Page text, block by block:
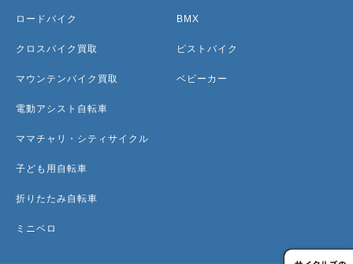
ロードバイク
クロスバイク買取
マウンテンバイク買取
電動アシスト自転車
ママチャリ・シティサイクル
子ども用自転車
折りたたみ自転車
ミニベロ
BMX
ピストバイク
ベビーカー